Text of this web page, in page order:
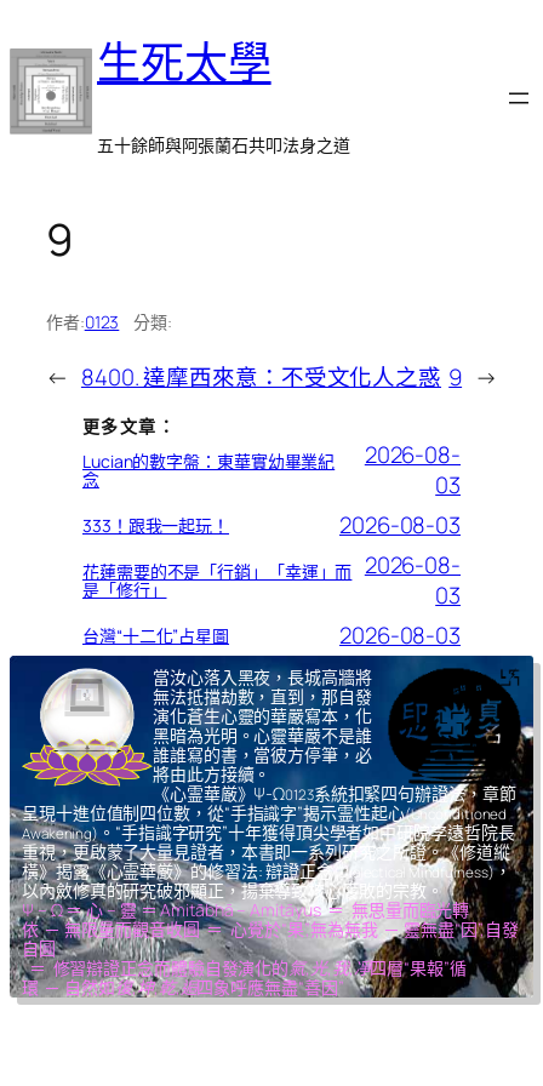
至
主
要
內
生死太學
五十餘師與阿張蘭石共叩法身之道
9
作者:0123 分類:
← 8400. 達摩西來意：不受文化人之惑 9 →
更多文章：
Lucian的數字盤：東華實幼畢業紀
念
2026-08-
03
333！跟我一起玩！ 2026-08-03
花蓮需要的不是「行銷」「幸運」而
是「修行」
2026-08-
03
台灣“十二化”占星圖 2026-08-03
當汝心落入黑夜，長城高牆將
無法抵擋劫數，直到，那自發
演化蒼生心靈的華嚴寫本，化
黑暗為光明。心靈華嚴不是誰
誰誰寫的書，當彼方停筆，必
將由此方接續。
《心霊華厳》Ψ-Ω0123系統扣緊四句辦證法，章節
呈現十進位值制四位數，從“手指識字”揭示霊性起心(Unconditioned
Awakening) 。“手指識字研究”十年獲得頂尖學者如中研院李遠哲院長
重視，更啟蒙了大量見證者，本書即一系列研究之所證。《修道縱
橫》揭露《心霊華厳》的修習法: 辯證正念(Dialectical Mindfulness)，
以內斂修真的研究破邪顯正，揚棄導致核心腐敗的宗教。
Ψ – Ω ＝ 心 – 靈 ＝ Amitābhā – Amitāyus ＝ 無思量而臨光轉
依 ─ 無限量而觀音收圓 ＝ 心覺於“果”,無為無我 ─ 靈無盡“因”,自發
自圓
＝ 修習辯證正念而體驗自發演化的氣,光,我,凈四層“果報”循
環 ─ 自然如復,坤,乾,逅四象呼應無盡“善因”